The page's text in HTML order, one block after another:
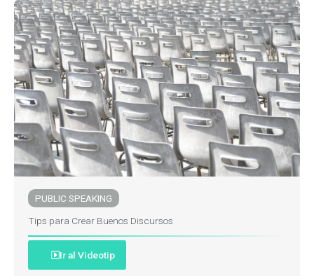
PUBLIC SPEAKING
Tips para Crear Buenos Discursos
Ir al Videotip